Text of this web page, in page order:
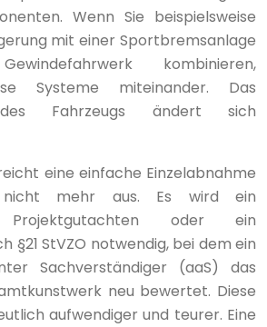
Wenn Sie beispielsweise
mit einer Sportbremsanlage
kombinieren,
Systeme miteinander. Das
des Fahrzeugs ändert sich
eine einfache Einzelabnahme
nicht mehr aus. Es wird ein
Projektgutachten oder ein
§21 StVZO notwendig, bei dem ein
Sachverständiger (aaS) das
neu bewertet. Diese
aufwendiger und teurer. Eine